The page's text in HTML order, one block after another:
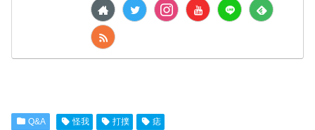
Q&A 怪我 打撲 痣